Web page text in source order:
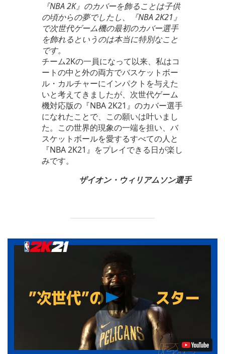
『NBA 2K』のカバーを飾ることは子供
の頃からの夢でしたし、『NBA 2K21』
で次世代ゲーム機の最初のカバー選手
を飾れるというのは本当に特別なこと
です。
チーム2Kの一員になって以来、私はコ
ートの中と外の両方でバスケットボー
ル・カルチャーにインパクトを与えた
いと考えてきましたが、次世代ゲーム
機対応版の『NBA 2K21』のカバー選手
になれたことで、この願いは叶いまし
た。この世界的現象の一端を担い、バ
スケットボールを愛するすべての人と
『NBA 2K21』をプレイできる日が楽し
みです。
ザイオン・ウィリアムソン選手
Play
Video